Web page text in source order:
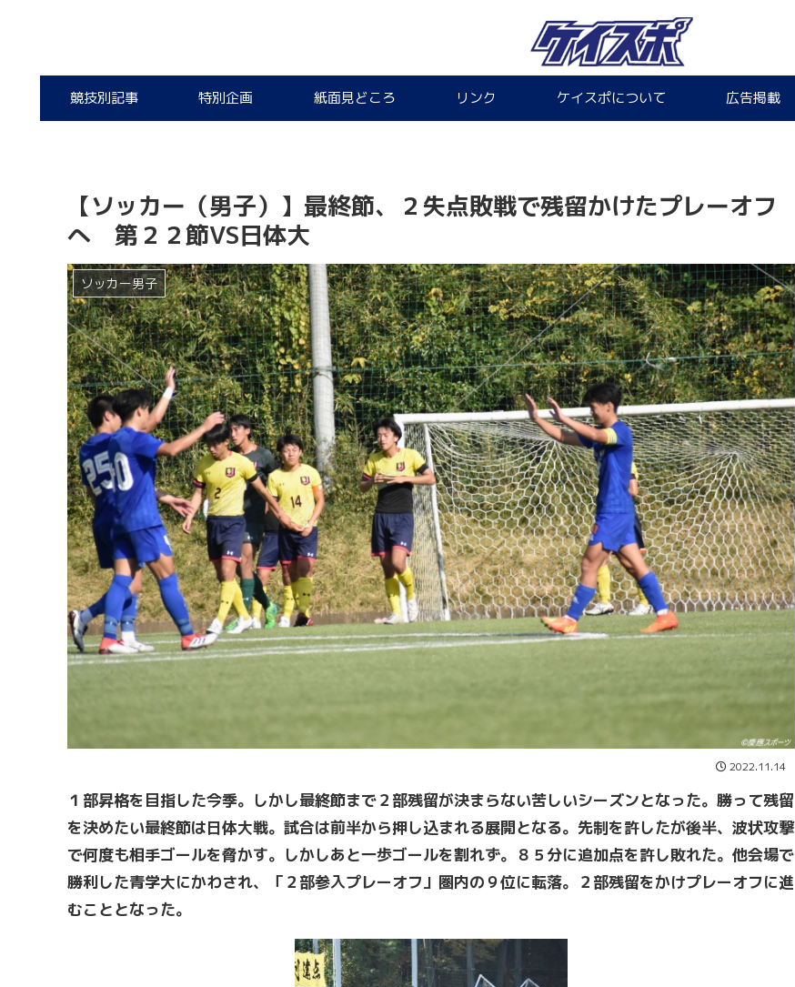
競技別記事 特別企画 紙面見どころ リンク ケイスポについて 広告掲載
【ソッカー（男子）】最終節、２失点敗戦で残留かけたプレーオフ
へ 第２２節VS日体大
ソッカー男子
2022.11.14
１部昇格を目指した今季。しかし最終節まで２部残留が決まらない苦しいシーズンとなった。勝って残留
を決めたい最終節は日体大戦。試合は前半から押し込まれる展開となる。先制を許したが後半、波状攻撃
で何度も相手ゴールを脅かす。しかしあと一歩ゴールを割れず。８５分に追加点を許し敗れた。他会場で
勝利した青学大にかわされ、「２部参入プレーオフ」圏内の９位に転落。２部残留をかけプレーオフに進
むこととなった。